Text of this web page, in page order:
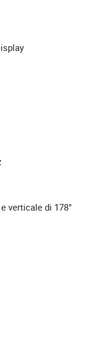
verticale di 178°